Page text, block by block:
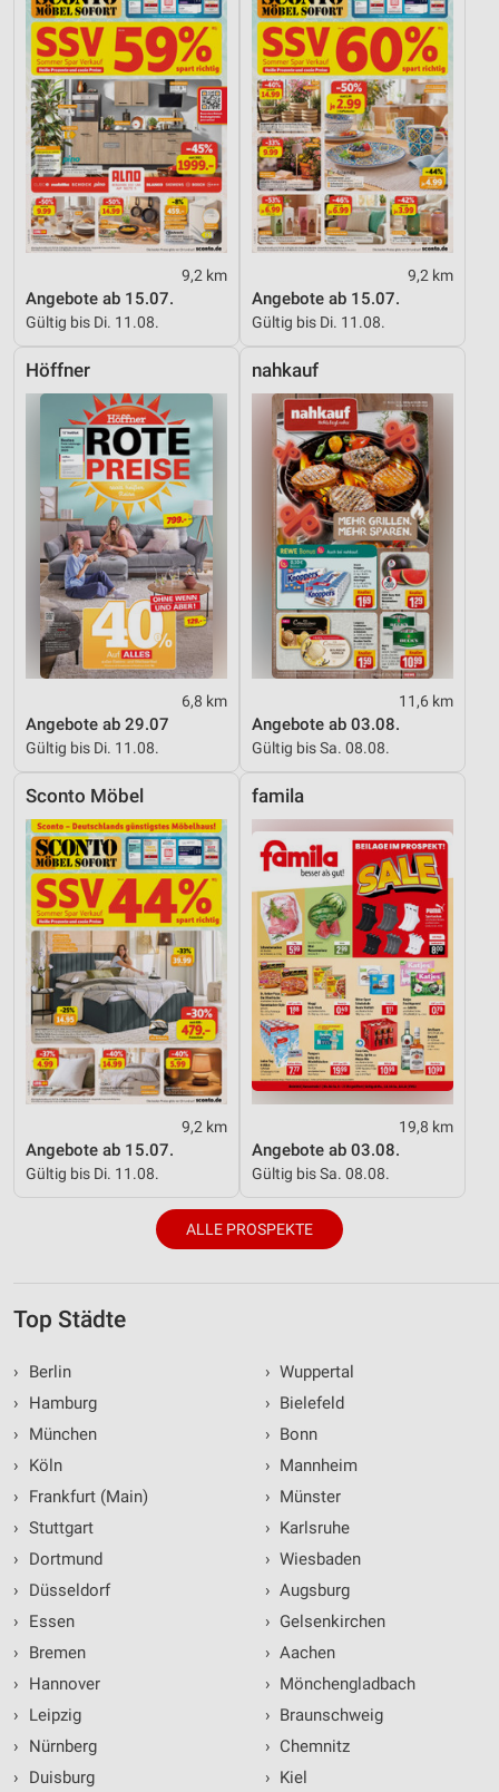
9,2 km
Angebote ab 15.07.
Gültig bis Di. 11.08.
9,2 km
Angebote ab 15.07.
Gültig bis Di. 11.08.
Höffner
6,8 km
Angebote ab 29.07
Gültig bis Di. 11.08.
nahkauf
11,6 km
Angebote ab 03.08.
Gültig bis Sa. 08.08.
Sconto Möbel
9,2 km
Angebote ab 15.07.
Gültig bis Di. 11.08.
famila
19,8 km
Angebote ab 03.08.
Gültig bis Sa. 08.08.
ALLE PROSPEKTE
Top Städte
›
Berlin
›
Hamburg
›
München
›
Köln
›
Frankfurt (Main)
› Stuttgart
›
Dortmund
›
Düsseldorf
›
Essen
›
Bremen
›
Hannover
›
Leipzig
›
Nürnberg
›
Duisburg
› Wuppertal
› Bielefeld
› Bonn
› Mannheim
› Münster
› Karlsruhe
› Wiesbaden
› Augsburg
› Gelsenkirchen
› Aachen
› Mönchengladbach
› Braunschweig
› Chemnitz
› Kiel